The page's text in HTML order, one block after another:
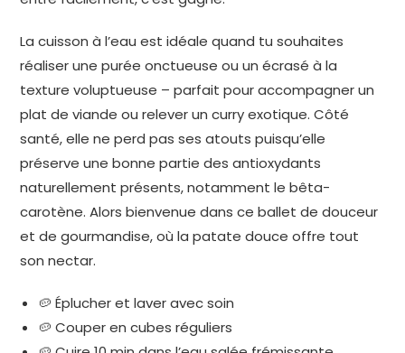
La cuisson à l’eau est idéale quand tu souhaites
réaliser une purée onctueuse ou un écrasé à la
texture voluptueuse – parfait pour accompagner un
plat de viande ou relever un curry exotique. Côté
santé, elle ne perd pas ses atouts puisqu’elle
préserve une bonne partie des antioxydants
naturellement présents, notamment le bêta-
carotène. Alors bienvenue dans ce ballet de douceur
et de gourmandise, où la patate douce offre tout
son nectar.
🥔 Éplucher et laver avec soin
🥔 Couper en cubes réguliers